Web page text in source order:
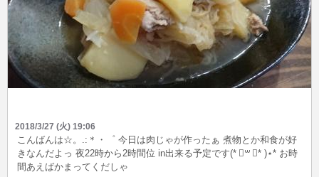
2018/3/27 (火) 19:06
こんばんは☆。.:＊・゜ 今日は肉じゃが作ったぁ 煮物とか和食が好
きなんだよっ 夜22時から2時間位 in出来る予定です(* ॑꒳ ॑* )⋆* お時
間あえばかまってくだしゃ